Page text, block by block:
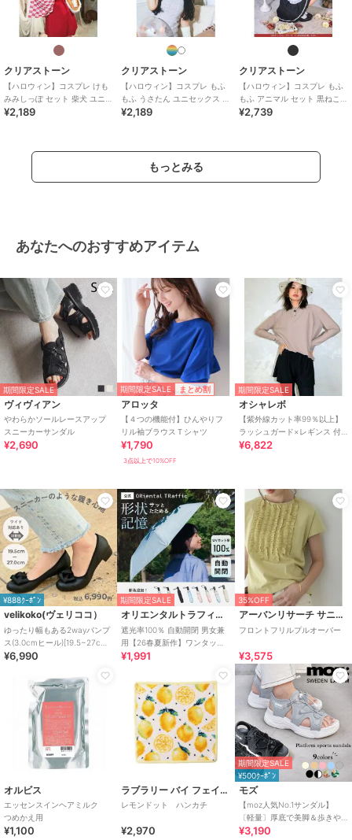
クリアストーン
【ハロウィン】コスプレ けも
みみしっぽ セット 柴犬 ユニセ
ックス ブラウン
¥2,189
クリアストーン
【ハロウィン】コスプレ もふ
もふ うさたん ユニセックス ホ
ワイト かぶりもの
¥2,189
クリアストーン
【ハロウィン】コスプレ もふ
もふ アニマル セット 黒ねこ
ブラック カチューシャ グロー
¥2,739
もっとみる
あなたへのおすすめアイテム
期間限定SALE
ヴィヴィアン
やわらかソールレースアップ
スニーカーサンダル
¥2,690
期間限定SALE まとめ割
アロッタ
【４つの機能付】ひんやりフ
リル袖ブラウスＴシャツ
¥1,790
3点以上で10%OFF
期間限定SALE
オシャレボ
【紫外線カット率99％以上】
ラッシュガード×レギンス 付
き タンキニ
¥6,822
¥888ｸｰﾎﾟﾝ
velikoko(ヴェリココ）
ゆったり幅もある2wayパンプ
ス(3.0cmヒール)[19.5~27cm]
ラクチンきれいシューズ
¥6,990
期間限定SALE
オリエンタルトラフィック
遮光率100％ 自動開閉 男女兼
用【26春夏新作】ワンタッチ
晴雨兼用 折りたたみ傘 /G-
¥1,991
35%OFF
アーバンリサーチ サニーレーベル
フロントフリルプルオーバー
¥3,575
オルビス
エッセンスインヘアミルク
つめかえ用
¥1,100
ラブラリー バイ フェイラー
レモンドット ハンカチ
¥2,970
期間限定SALE
¥500ｸｰﾎﾟﾝ
モズ
【moz人気No.1サンダル】
〔軽量〕厚底で美脚＆歩きや
すい！疲れにくいフィット感
¥3,190